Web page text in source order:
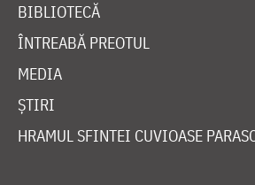
BIBLIOTECĂ
ÎNTREABĂ PREOTUL
MEDIA
ȘTIRI
HRAMUL SFINTEI CUVIOASE